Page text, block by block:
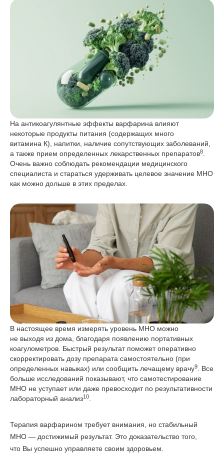
На антикоагулянтные эффекты варфарина влияют
некоторые продукты питания (содержащих много
витамина К), напитки, наличие сопутствующих заболеваний,
а также прием определенных лекарственных препаратов8
Очень важно соблюдать рекомендации медицинского
специалиста и стараться удерживать целевое значение МНО
как можно дольше в этих пределах.
В настоящее время измерять уровень МНО можно
не выходя из дома, благодаря появлению портативных
коагулометров. Быстрый результат поможет оперативно
скорректировать дозу препарата самостоятельно (при
определенных навыках) или сообщить лечащему врачу9
. Все
больше исследований показывают, что самотестирование
МНО не уступает или даже превосходит по результативности
лабораторный анализ10
Терапия варфарином требует внимания, но стабильный
МНО — достижимый результат. Это доказательство того,
что Вы успешно управляете своим здоровьем.